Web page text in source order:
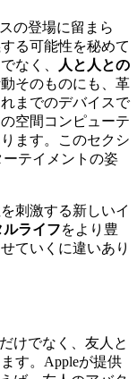
の登場に留まら
る可能性を秘めて
なく、
人と人との
そのものにも、革
までのデバイスで
空間コンピューテ
ます。このセクシ
ーテイメントの姿
刺激する新しいイ
ライフをより豊
ていくに違いあり
だけでなく、友人と
す。Appleが提供